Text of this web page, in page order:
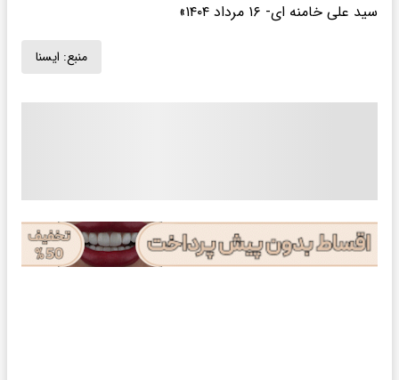
سید علی خامنه ای- ۱۶ مرداد ۱۴۰۴»
منبع: ايسنا